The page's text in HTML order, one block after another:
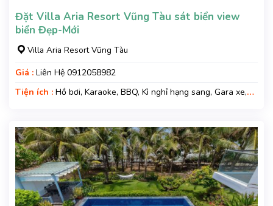
Đặt Villa Aria Resort Vũng Tàu sát biển view
biển Đẹp-Mới
Villa Aria Resort Vũng Tàu
Giá : Liên Hệ 0912058982
Tiện ích : Hồ bơi, Karaoke, BBQ, Kì nghỉ hạng sang, Gara xe,